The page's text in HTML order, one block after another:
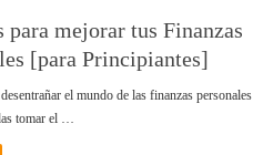
para mejorar tus Finanzas
[para Principiantes]
el mundo de las finanzas personales
tomar el …